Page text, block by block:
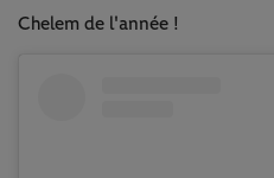
Chelem de l'année !